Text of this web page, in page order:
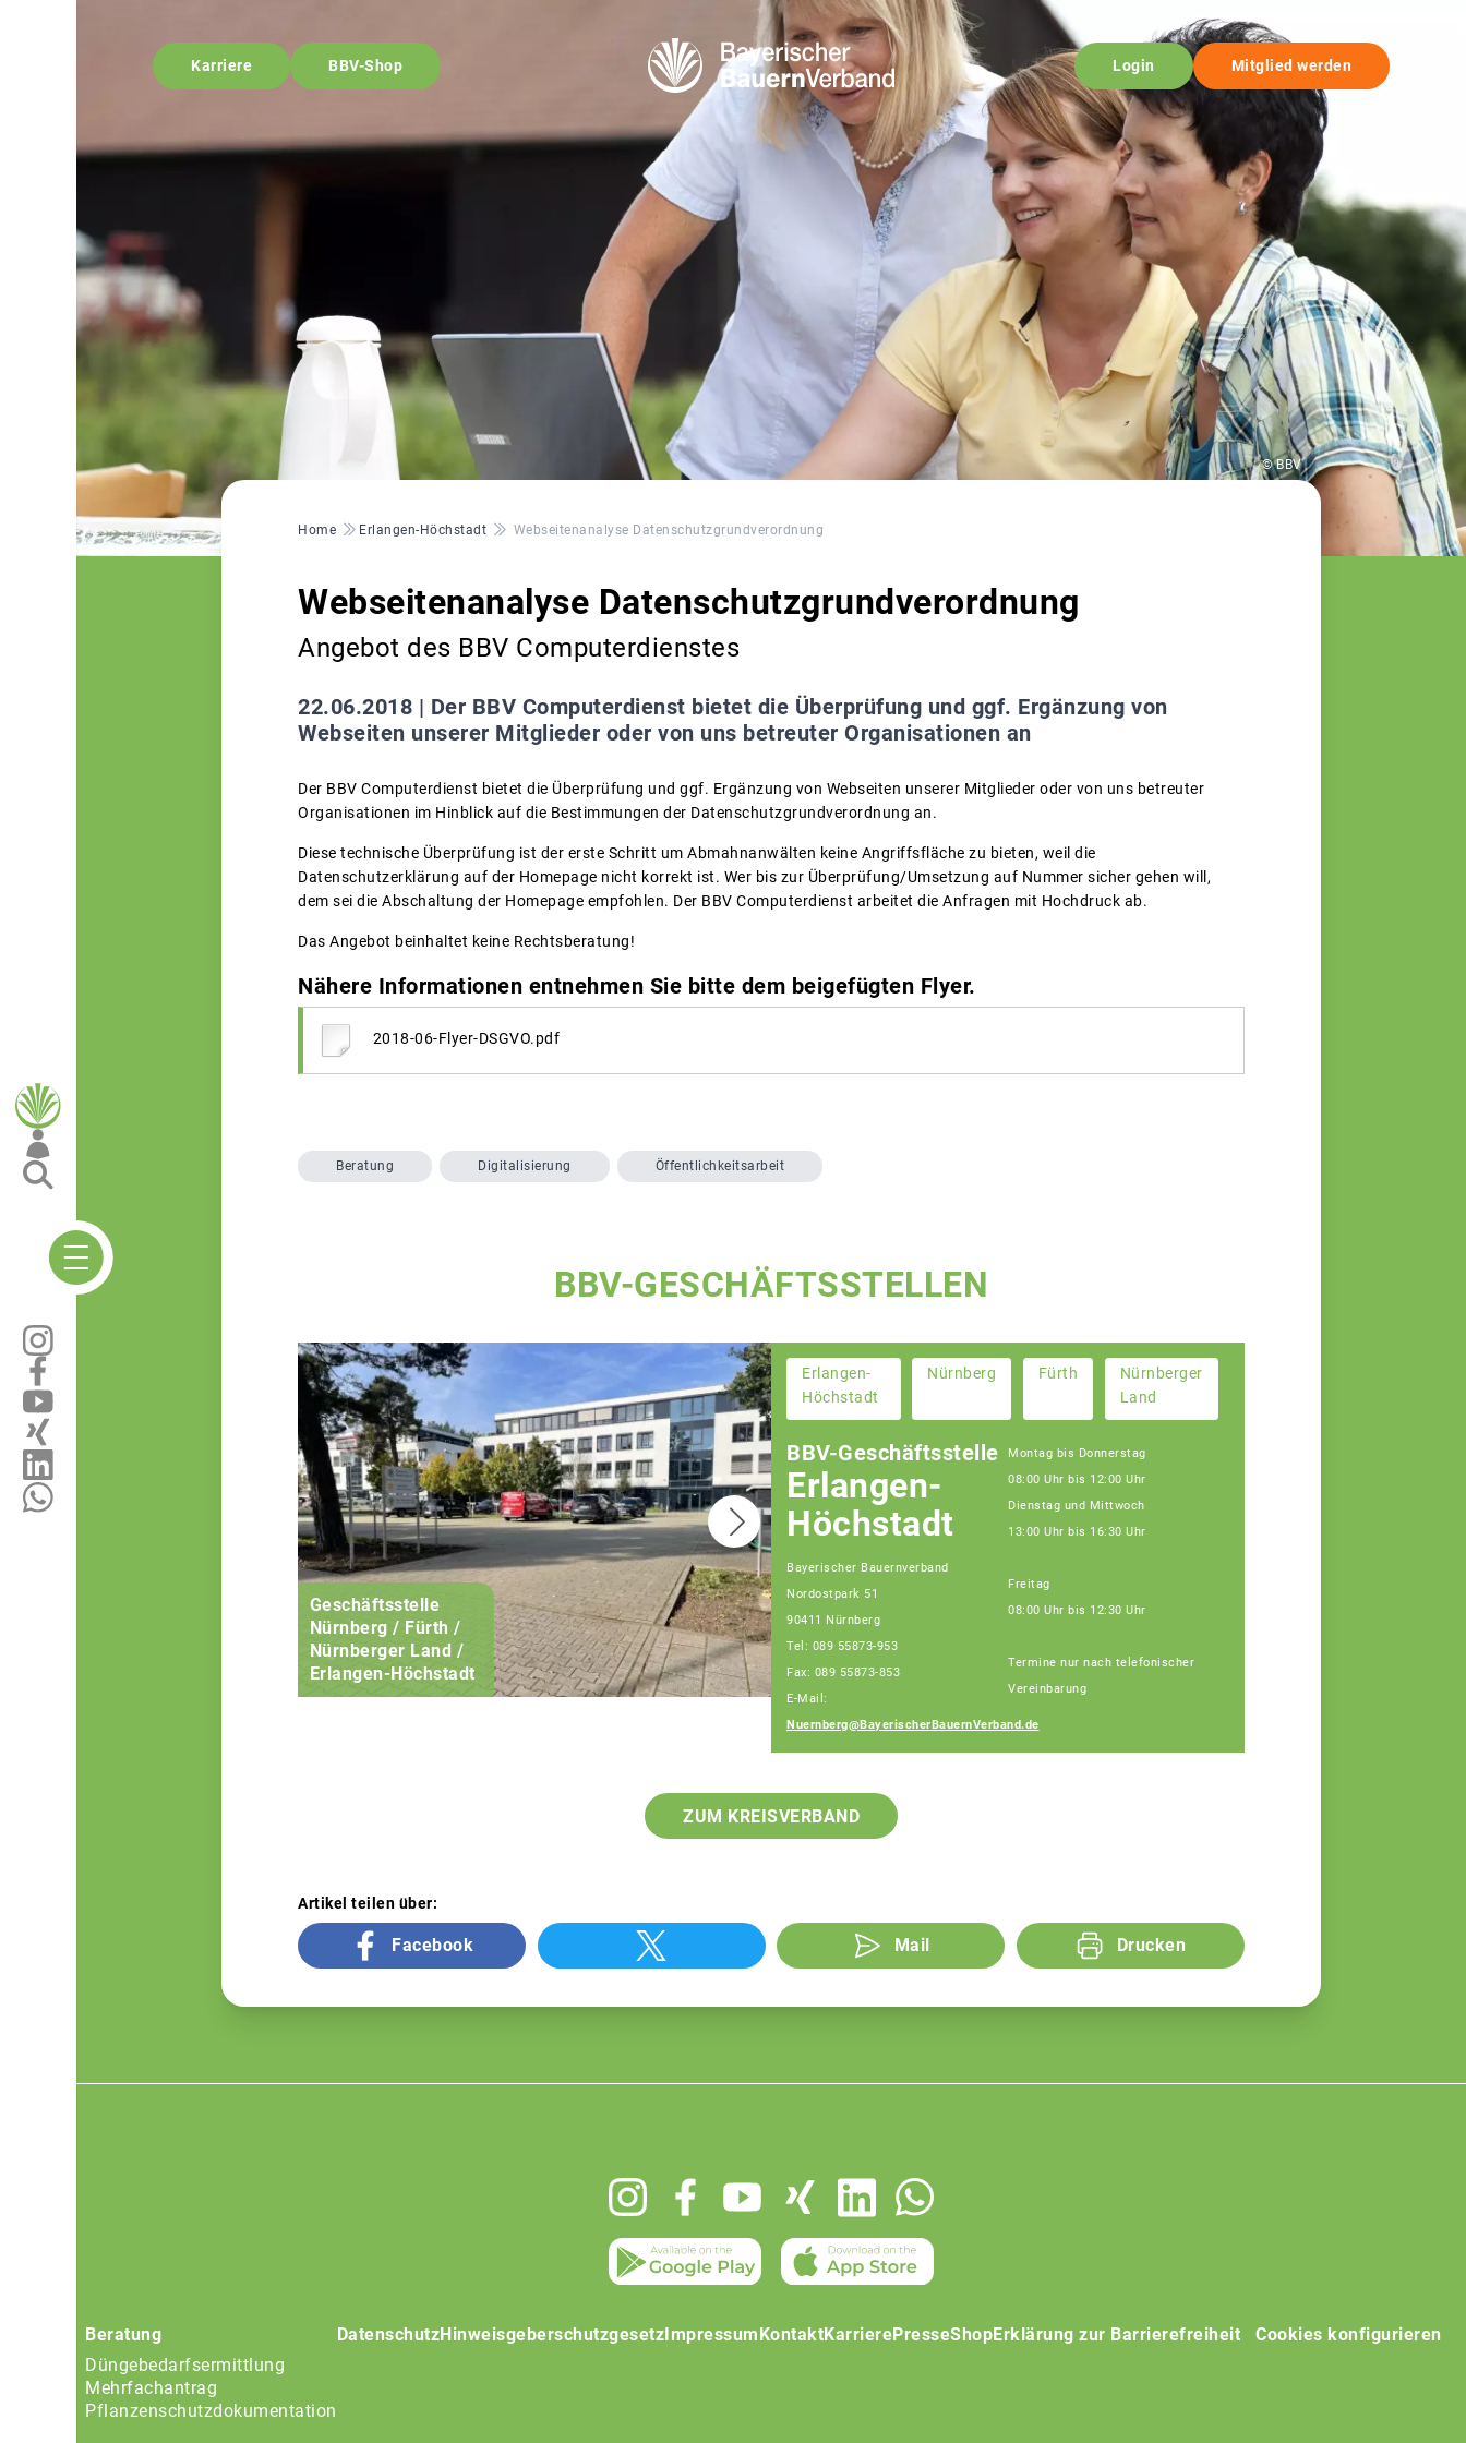
Karriere BBV-Shop Login Mitglied werden
© BBV
Pfadnavigation
Home Erlangen-Höchstadt Webseitenanalyse Datenschutzgrundverordnung
Webseitenanalyse Datenschutzgrundverordnung
Angebot des BBV Computerdienstes
22.06.2018 | Der BBV Computerdienst bietet die Überprüfung und ggf. Ergänzung von
Webseiten unserer Mitglieder oder von uns betreuter Organisationen an
Der BBV Computerdienst bietet die Überprüfung und ggf. Ergänzung von Webseiten unserer Mitglieder oder von uns betreuter
Organisationen im Hinblick auf die Bestimmungen der Datenschutzgrundverordnung an.
Diese technische Überprüfung ist der erste Schritt um Abmahnanwälten keine Angriffsfläche zu bieten, weil die
Datenschutzerklärung auf der Homepage nicht korrekt ist. Wer bis zur Überprüfung/Umsetzung auf Nummer sicher gehen will,
dem sei die Abschaltung der Homepage empfohlen. Der BBV Computerdienst arbeitet die Anfragen mit Hochdruck ab.
Das Angebot beinhaltet keine Rechtsberatung!
Nähere Informationen entnehmen Sie bitte dem beigefügten Flyer.
2018-06-Flyer-DSGVO.pdf
Beratung Digitalisierung Öffentlichkeitsarbeit
BBV-GESCHÄFTSSTELLEN
Geschäftsstelle
Nürnberg / Fürth /
Nürnberger Land /
Erlangen-Höchstadt
Christian Huber
Geschäftsführer
Geschäftsstelle
Nürnberg
Erlangen-
Höchstadt
Nürnberg Fürth
Nürnberger
Land
BBV-Geschäftsstelle
Erlangen-
Höchstadt
Bayerischer Bauernverband
Nordostpark 51
90411 Nürnberg
Tel: 089 55873-953
Fax: 089 55873-853
E-Mail:
Nuernberg@BayerischerBauernVerband.de
Montag bis Donnerstag
08:00 Uhr bis 12:00 Uhr
Dienstag und Mittwoch
13:00 Uhr bis 16:30 Uhr
Freitag
08:00 Uhr bis 12:30 Uhr
Termine nur nach telefonischer
Vereinbarung
ZUM KREISVERBAND
Artikel teilen über:
Facebook Mail Drucken
Beratung
Düngebedarfsermittlung
Mehrfachantrag
Pflanzenschutzdokumentation
DatenschutzHinweisgeberschutzgesetzImpressumKontaktKarrierePresseShopErklärung zur Barrierefreiheit Cookies konfigurieren